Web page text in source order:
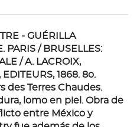
- GUÉRILLA
PARIS / BRUSELLES:
/ A. LACROIX,
1868. 8o.
des Terres Chaudes.
lomo en piel. Obra de
entre México y